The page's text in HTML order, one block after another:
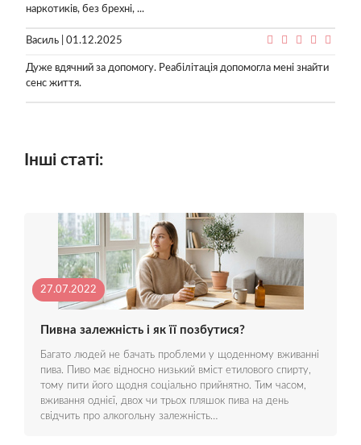
наркотиків, без брехні, ...
Василь | 01.12.2025
Дуже вдячний за допомогу. Реабілітація допомогла мені знайти
сенс життя.
Інші статі:
27.07.2022
Пивна залежність і як її позбутися?
Багато людей не бачать проблеми у щоденному вживанні
пива. Пиво має відносно низький вміст етилового спирту,
тому пити його щодня соціально прийнятно. Тим часом,
вживання однієї, двох чи трьох пляшок пива на день
свідчить про алкогольну залежність…